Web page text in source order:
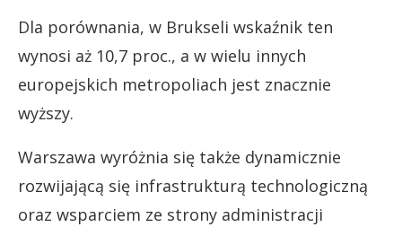
Dla porównania, w Brukseli wskaźnik ten
wynosi aż 10,7 proc., a w wielu innych
europejskich metropoliach jest znacznie
wyższy.
Warszawa wyróżnia się także dynamicznie
rozwijającą się infrastrukturą technologiczną
oraz wsparciem ze strony administracji